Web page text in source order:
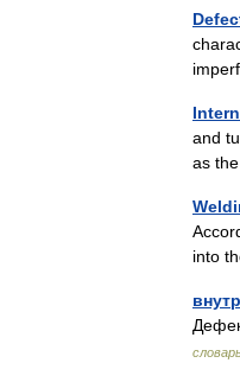
and
as
into